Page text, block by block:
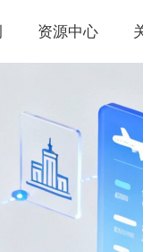
资源中心